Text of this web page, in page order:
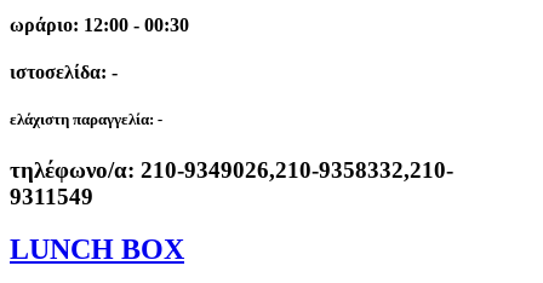
ωράριο: 12:00 - 00:30
ιστοσελίδα: -
ελάχιστη παραγγελία: -
τηλέφωνο/α: 210-9349026,210-9358332,210-
9311549
LUNCH BOX